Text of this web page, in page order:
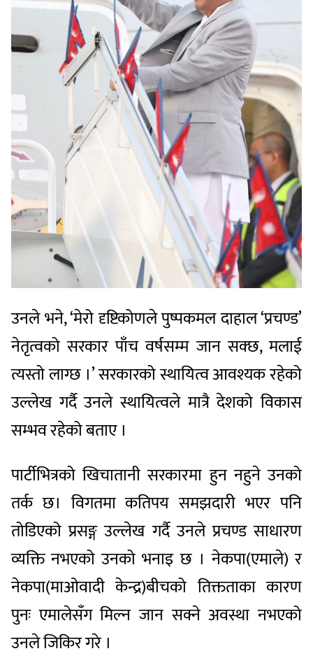
उनले भने, ‘मेरो दृष्टिकोणले पुष्पकमल दाहाल ‘प्रचण्ड’
नेतृत्वको सरकार पाँच वर्षसम्म जान सक्छ, मलाई
त्यस्तो लाग्छ ।’ सरकारको स्थायित्व आवश्यक रहेको
उल्लेख गर्दै उनले स्थायित्वले मात्रै देशको विकास
सम्भव रहेको बताए ।
पार्टीभित्रको खिचातानी सरकारमा हुन नहुने उनको
तर्क छ। विगतमा कतिपय समझदारी भएर पनि
तोडिएको प्रसङ्ग उल्लेख गर्दै उनले प्रचण्ड साधारण
व्यक्ति नभएको उनको भनाइ छ । नेकपा(एमाले) र
नेकपा(माओवादी केन्द्र)बीचको तिक्तताका कारण
पुनः एमालेसँग मिल्न जान सक्ने अवस्था नभएको
उनले जिकिर गरे ।